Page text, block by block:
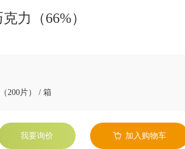
力（66%）
200片） / 箱
我要询价 加入购物车